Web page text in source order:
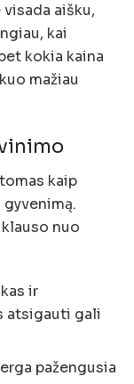
aišku,
kai
kokia kaina
mažiau
kaip
nuo
ir
atsigauti gali
pažengusia